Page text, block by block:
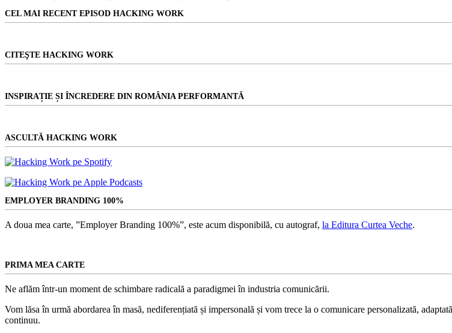
CEL MAI RECENT EPISOD HACKING WORK
CITEŞTE HACKING WORK
INSPIRAȚIE ȘI ÎNCREDERE DIN ROMÂNIA PERFORMANTĂ
ASCULTĂ HACKING WORK
EMPLOYER BRANDING 100%
A doua mea carte, ”Employer Branding 100%”, este acum disponibilă, cu autograf, la Editura Curtea Veche.
PRIMA MEA CARTE
Ne aflăm într-un moment de schimbare radicală a paradigmei în industria comunicării.
Vom lăsa în urmă abordarea în masă, nediferențiată și impersonală și vom trece la o comunicare personalizată,
continuu.